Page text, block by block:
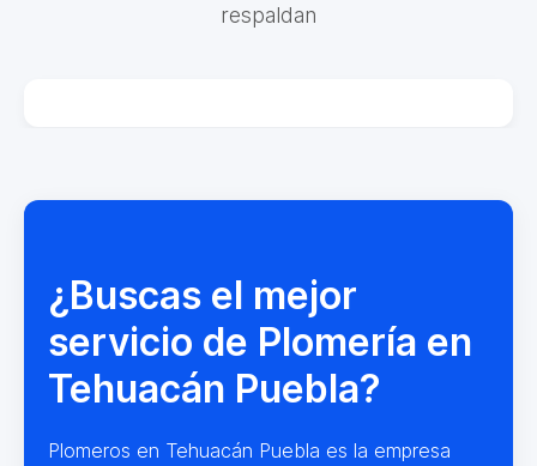
respaldan
¿Buscas el mejor
servicio de Plomería en
Tehuacán Puebla?
Plomeros en Tehuacán Puebla es la empresa